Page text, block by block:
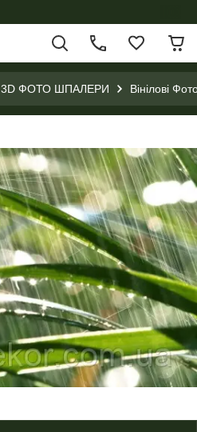
3D ФОТО ШПАЛЕРИ Вінілові